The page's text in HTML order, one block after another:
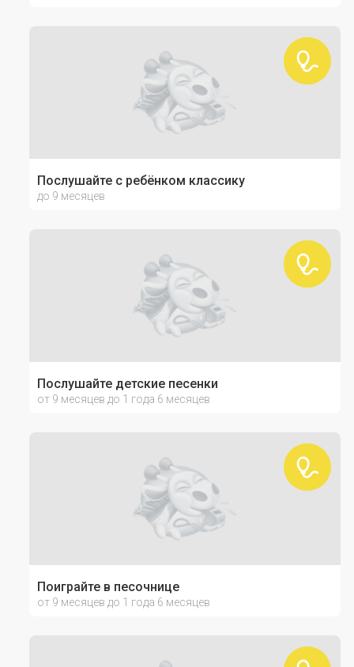
Послушайте с ребёнком классику
до 9 месяцев
Послушайте детские песенки
от 9 месяцев до 1 года 6 месяцев
Поиграйте в песочнице
от 9 месяцев до 1 года 6 месяцев